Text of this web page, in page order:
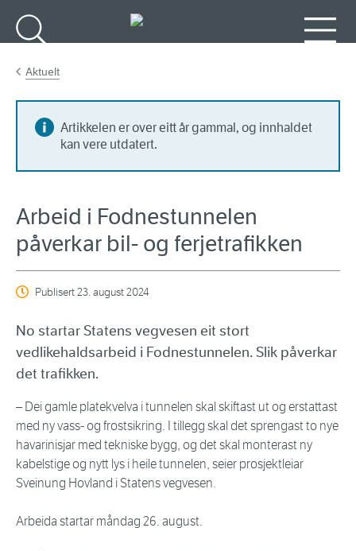
Aktuelt
Artikkelen er over eitt år gammal, og innhaldet
kan vere utdatert.
Arbeid i Fodnestunnelen
påverkar bil- og ferjetrafikken
Publisert23. august 2024
No startar Statens vegvesen eit stort
vedlikehaldsarbeid i Fodnestunnelen. Slik påverkar
det trafikken.
– Dei gamle platekvelva i tunnelen skal skiftast ut og erstattast
med ny vass- og frostsikring. I tillegg skal det sprengast to nye
havarinisjar med tekniske bygg, og det skal monterast ny
kabelstige og nytt lys i heile tunnelen, seier prosjektleiar
Sveinung Hovland i Statens vegvesen.
Arbeida startar måndag 26. august.